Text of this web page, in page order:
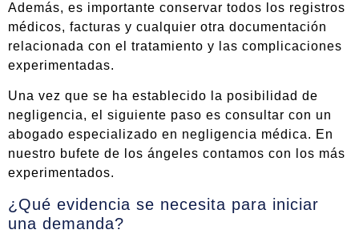
Además, es importante conservar todos los registros
médicos, facturas y cualquier otra documentación
relacionada con el tratamiento y las complicaciones
experimentadas.
Una vez que se ha establecido la posibilidad de
negligencia, el siguiente paso es consultar con un
abogado especializado en negligencia médica. En
nuestro bufete de los ángeles contamos con los más
experimentados.
¿Qué evidencia se necesita para iniciar
una demanda?